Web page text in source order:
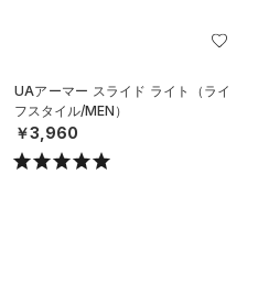
UAアーマー スライド ライト（ライ
フスタイル/MEN）
￥3,960